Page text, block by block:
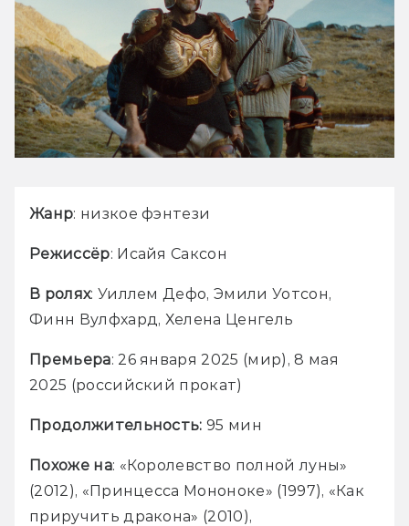
Жанр: низкое фэнтези
Режиссёр: Исайя Саксон
В ролях: Уиллем Дефо, Эмили Уотсон,
Финн Вулфхард, Хелена Ценгель
Премьера: 26 января 2025 (мир), 8 мая
2025 (российский прокат)
Продолжительность: 95 мин
Похоже на: «Королевство полной луны»
(2012), «Принцесса Мононоке» (1997), «Как
приручить дракона» (2010),